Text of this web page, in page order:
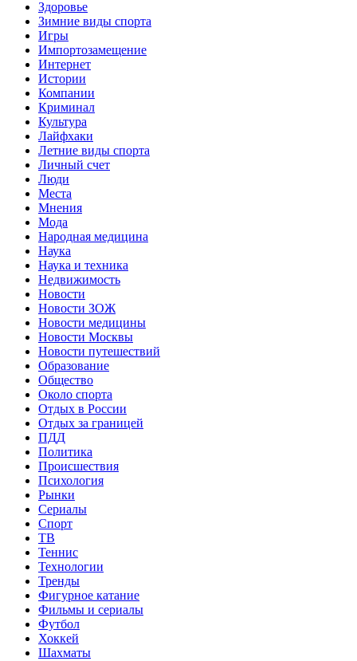
Здоровье
Зимние виды спорта
Игры
Импортозамещение
Интернет
Истории
Компании
Криминал
Культура
Лайфхаки
Летние виды спорта
Личный счет
Люди
Места
Мнения
Мода
Народная медицина
Наука
Наука и техника
Недвижимость
Новости
Новости ЗОЖ
Новости медицины
Новости Москвы
Новости путешествий
Образование
Общество
Около спорта
Отдых в России
Отдых за границей
ПДД
Политика
Происшествия
Психология
Рынки
Сериалы
Спорт
ТВ
Теннис
Технологии
Тренды
Фигурное катание
Фильмы и сериалы
Футбол
Хоккей
Шахматы